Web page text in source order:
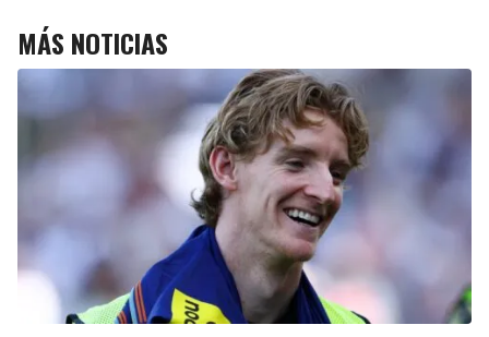
MÁS NOTICIAS